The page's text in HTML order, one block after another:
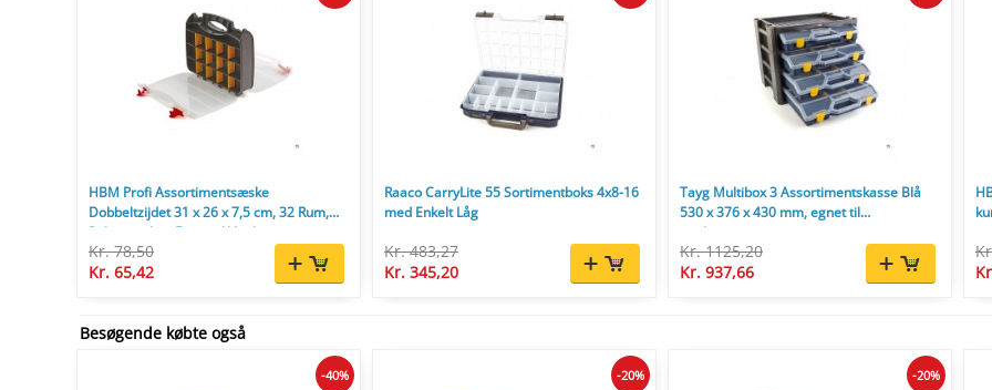
HBM Profi Assortimentsæske
Dobbeltzijdet 31 x 26 x 7,5 cm, 32 Rum,
Polypropylen, Egnet til Værktøjsvæg.
Kr. 78,50
Kr. 65,42
Raaco CarryLite 55 Sortimentboks 4x8-16
med Enkelt Låg
Kr. 483,27
Kr. 345,20
Tayg Multibox 3 Assortimentskasse Blå
530 x 376 x 430 mm, egnet til
værktøjsvæg, tom.
Kr. 1125,20
Kr. 937,66
Besøgende købte også
-40% -20% -20%